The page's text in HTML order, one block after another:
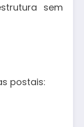
sem
postais: